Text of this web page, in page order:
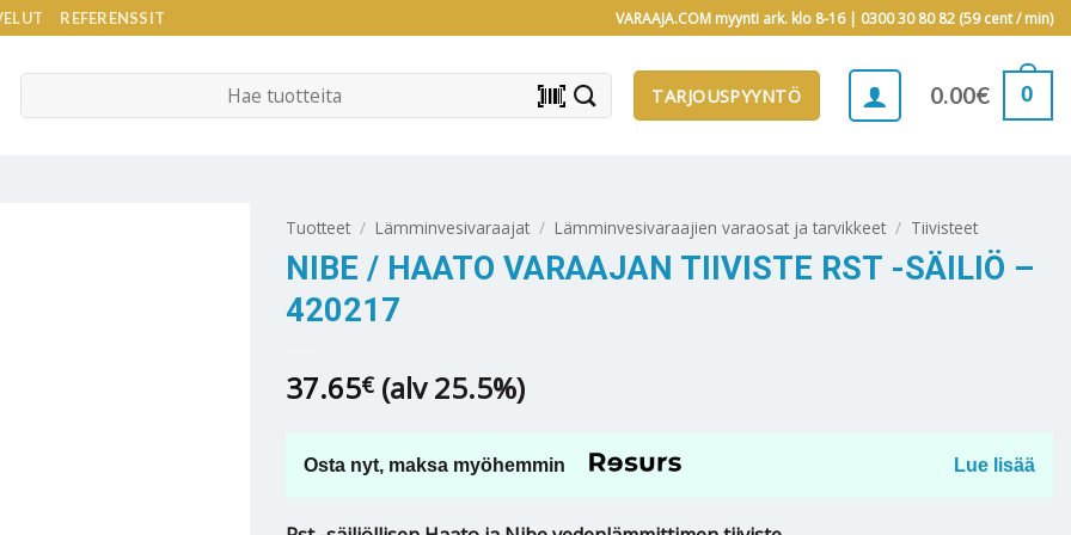
REFERENSSIT VARAAJA.COM myynti ark. klo 8-16 | 0300 30 80 82 (59 cent / min)
barcode_scanner TARJOUSPYYNTÖ 0.00€ 0
Tuotteet / Lämminvesivaraajat / Lämminvesivaraajien varaosat ja tarvikkeet / Tiivisteet
NIBE / HAATO VARAAJAN TIIVISTE RST -SÄILIÖ –
420217
37.65€ (alv 25.5%)
Osta nyt, maksa myöhemmin Lue lisää